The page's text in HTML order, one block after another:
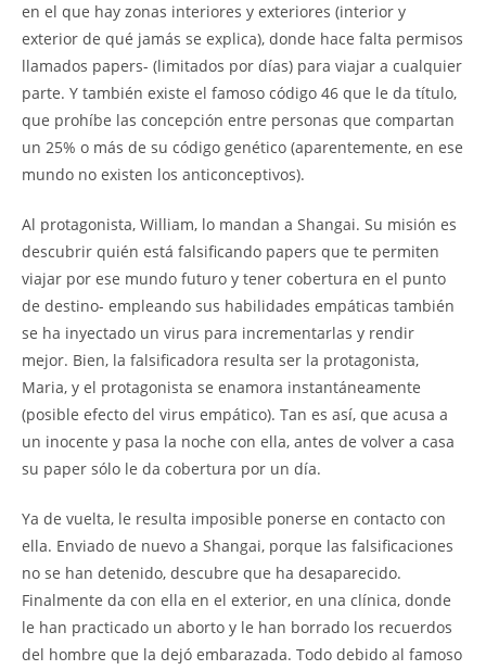
en el que hay zonas interiores y exteriores (interior y
exterior de qué jamás se explica), donde hace falta permisos
llamados papers- (limitados por días) para viajar a cualquier
parte. Y también existe el famoso código 46 que le da título,
que prohíbe las concepción entre personas que compartan
un 25% o más de su código genético (aparentemente, en ese
mundo no existen los anticonceptivos).
Al protagonista, William, lo mandan a Shangai. Su misión es
descubrir quién está falsificando papers que te permiten
viajar por ese mundo futuro y tener cobertura en el punto
de destino- empleando sus habilidades empáticas también
se ha inyectado un virus para incrementarlas y rendir
mejor. Bien, la falsificadora resulta ser la protagonista,
Maria, y el protagonista se enamora instantáneamente
(posible efecto del virus empático). Tan es así, que acusa a
un inocente y pasa la noche con ella, antes de volver a casa
su paper sólo le da cobertura por un día.
Ya de vuelta, le resulta imposible ponerse en contacto con
ella. Enviado de nuevo a Shangai, porque las falsificaciones
no se han detenido, descubre que ha desaparecido.
Finalmente da con ella en el exterior, en una clínica, donde
le han practicado un aborto y le han borrado los recuerdos
del hombre que la dejó embarazada. Todo debido al famoso